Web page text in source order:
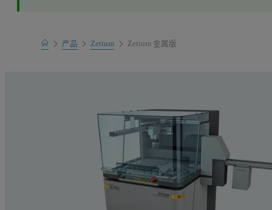
Home产品
产品系列
Zetium Zetium 金属版